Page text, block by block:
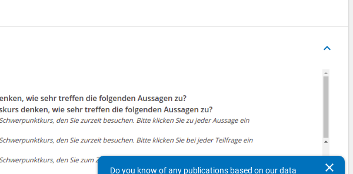
keyboard_arrow_up
clear
Do you know of any publications based on our data